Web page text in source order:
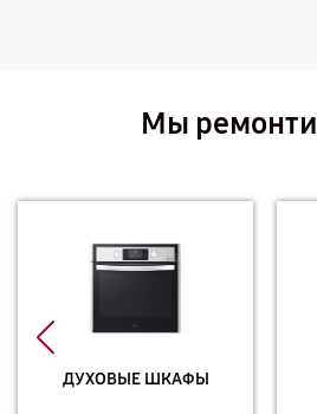
Мы
ДУХОВЫЕ ШКАФЫ